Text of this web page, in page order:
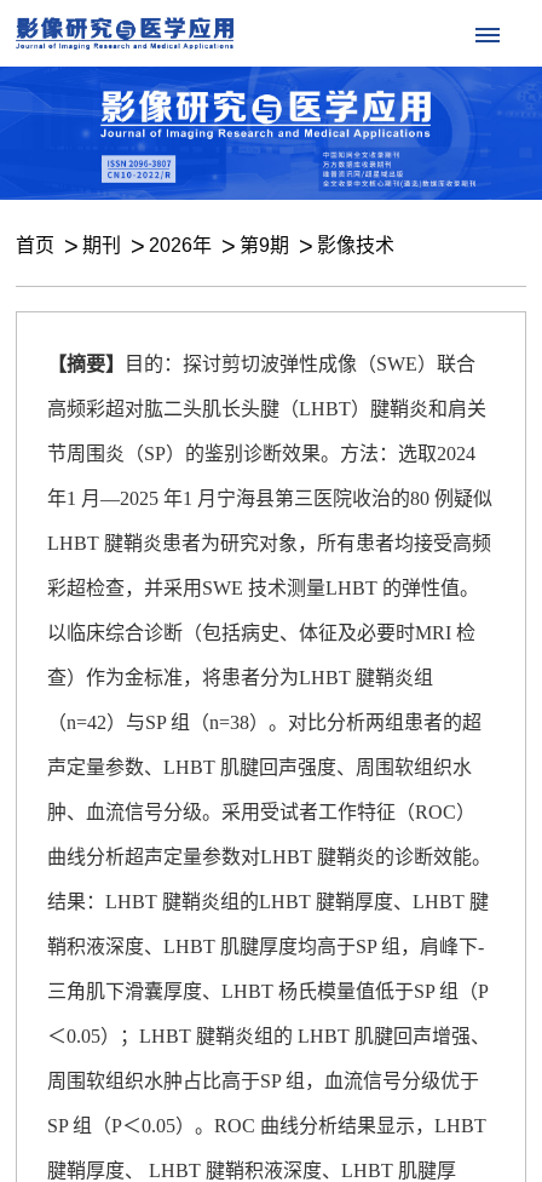
首页 期刊 2026年 第9期 影像技术
【摘要】 目的：探讨剪切波弹性成像（SWE）联合
高频彩超对肱二头肌长头腱（LHBT）腱鞘炎和肩关
节周围炎（SP）的鉴别诊断效果。方法：选取2024
年1 月—2025 年1 月宁海县第三医院收治的80 例疑似
LHBT 腱鞘炎患者为研究对象，所有患者均接受高频
彩超检查，并采用SWE 技术测量LHBT 的弹性值。
以临床综合诊断（包括病史、体征及必要时MRI 检
查）作为金标准，将患者分为LHBT 腱鞘炎组
（n=42）与SP 组（n=38）。对比分析两组患者的超
声定量参数、LHBT 肌腱回声强度、周围软组织水
肿、血流信号分级。采用受试者工作特征（ROC）
曲线分析超声定量参数对LHBT 腱鞘炎的诊断效能。
结果：LHBT 腱鞘炎组的LHBT 腱鞘厚度、LHBT 腱
鞘积液深度、LHBT 肌腱厚度均高于SP 组，肩峰下-
三角肌下滑囊厚度、LHBT 杨氏模量值低于SP 组（P
＜0.05）；LHBT 腱鞘炎组的 LHBT 肌腱回声增强、
周围软组织水肿占比高于SP 组，血流信号分级优于
SP 组（P＜0.05）。ROC 曲线分析结果显示，LHBT
腱鞘厚度、 LHBT 腱鞘积液深度、LHBT 肌腱厚